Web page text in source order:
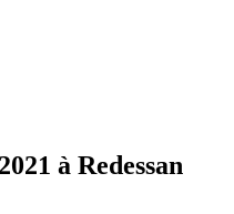
à Redessan